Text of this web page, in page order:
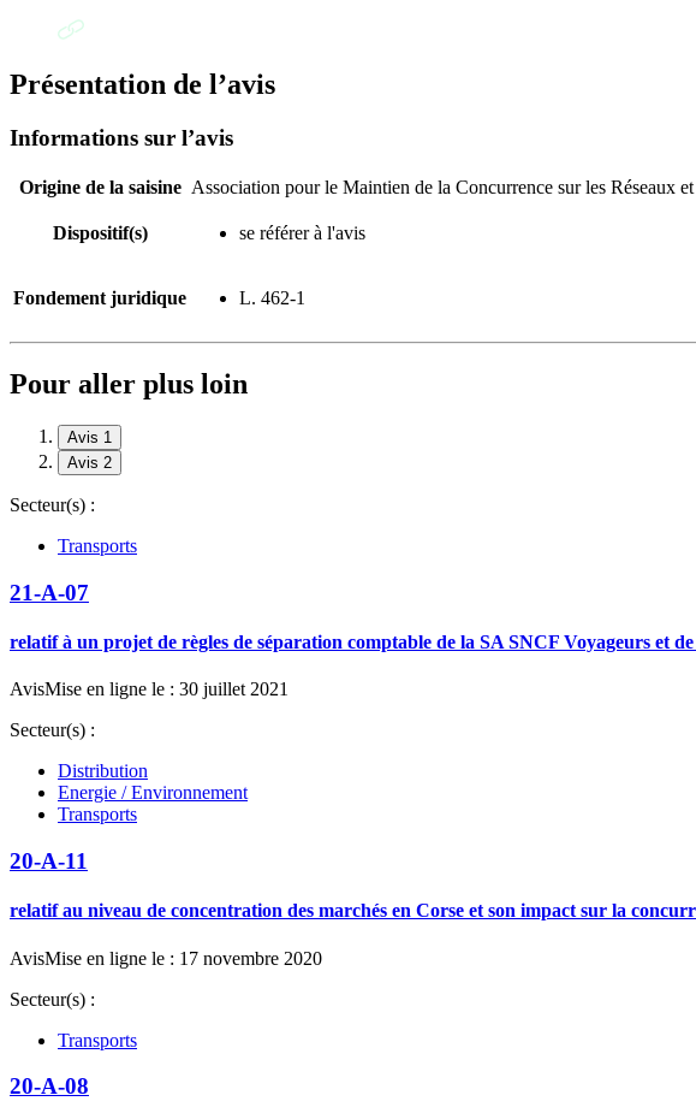
Présentation de l’avis
Informations sur l’avis
Origine de la saisine Association pour le Maintien de la Concurrence sur les Réseaux
Dispositif(s) se référer à l'avis
Fondement juridique L. 462-1
Pour aller plus loin
Avis 1
Avis 2
Secteur(s) :
Transports
21-A-07
relatif à un projet de règles de séparation comptable de la SA SNCF Voyageurs et
AvisMise en ligne le : 30 juillet 2021
Secteur(s) :
Distribution
Energie / Environnement
Transports
20-A-11
relatif au niveau de concentration des marchés en Corse et son impact sur la
AvisMise en ligne le : 17 novembre 2020
Secteur(s) :
Transports
20-A-08